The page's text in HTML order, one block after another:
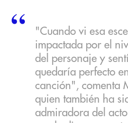
"Cuando vi esa
impactada por el
del personaje y
quedaría perfecto
canción", comenta
quien también ha
admiradora del